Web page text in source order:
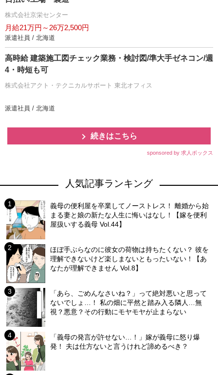
株式会社京栄センター
月給21万円～26万2,500円
派遣社員 / 北海道
高時給 建築施工図チェック業務・検討図/準大手ゼネコン/週
4・時短も可
株式会社アクト・テクニカルサポート 東北オフィス
派遣社員 / 北海道
続きはこちら
sponsored by 求人ボックス
人気記事ランキング
義母の便利屋を卒業してノーストレス！ 離婚から始
まる妻と娘の新たな人生に悔いはなし！【嫁を便利
屋扱いする義母 Vol.44】
ほぼ手ぶらなのに彼女の荷物は持ちたくない？ 彼を
理解できないけど楽しまないともったいない！【あ
なたが理解できません Vol.8】
「あら、ごめんなさいね？」って絶対悪いと思って
ないでしょ…！ 私の畑に平然と踏み入る隣人…無
視？悪意？その行動にモヤモヤが止まらない
「義母の発言が許せない…！」嫁が義母に怒り爆
発！ 夫は仕方ないと言うけれど諦めるべき？